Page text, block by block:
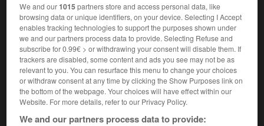
Accueil>Encyclopédie [divers]>bataille de la Somme
bataille de la Somme(juillet-
novembre 1916)
We and our1015partners store and access personal data, like
browsing data or unique identifiers, on your device. Selecting I Accept
enables tracking technologies to support the purposes shown under
we and our partners process data to provide. Selecting Refuse and
subscribe for 0.99€ > or withdrawing your consent will disable them. If
trackers are disabled, some content and ads you see may not be as
relevant to you. You can resurface this menu to change your choices
or withdraw consent at any time by clicking the Show Purposes link on
the bottom of the webpage. Your choices will have effect within our
Website. For more details, refer to our Privacy Policy.
We and our partners process data to provide: